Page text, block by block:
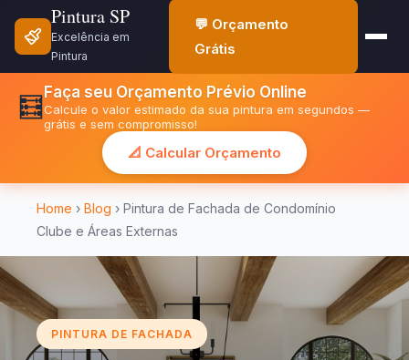
Pintura SP
Excelência em
Pintura
💬 Orçamento
Grátis
🧮 Faça seu Orçamento Prévio Online
Calcule o valor estimado da sua pintura em segundos —
grátis e sem compromisso!
📐 Calcular Orçamento
Home › Blog › Pintura de Fachada de Condomínio
Clube e Áreas Externas
PINTURA DE FACHADA